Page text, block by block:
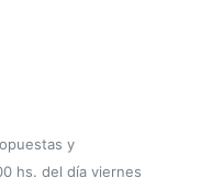
y
hs. del día viernes